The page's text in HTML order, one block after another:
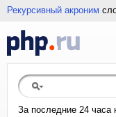
Рекурсивный акроним
За последние 24 часа